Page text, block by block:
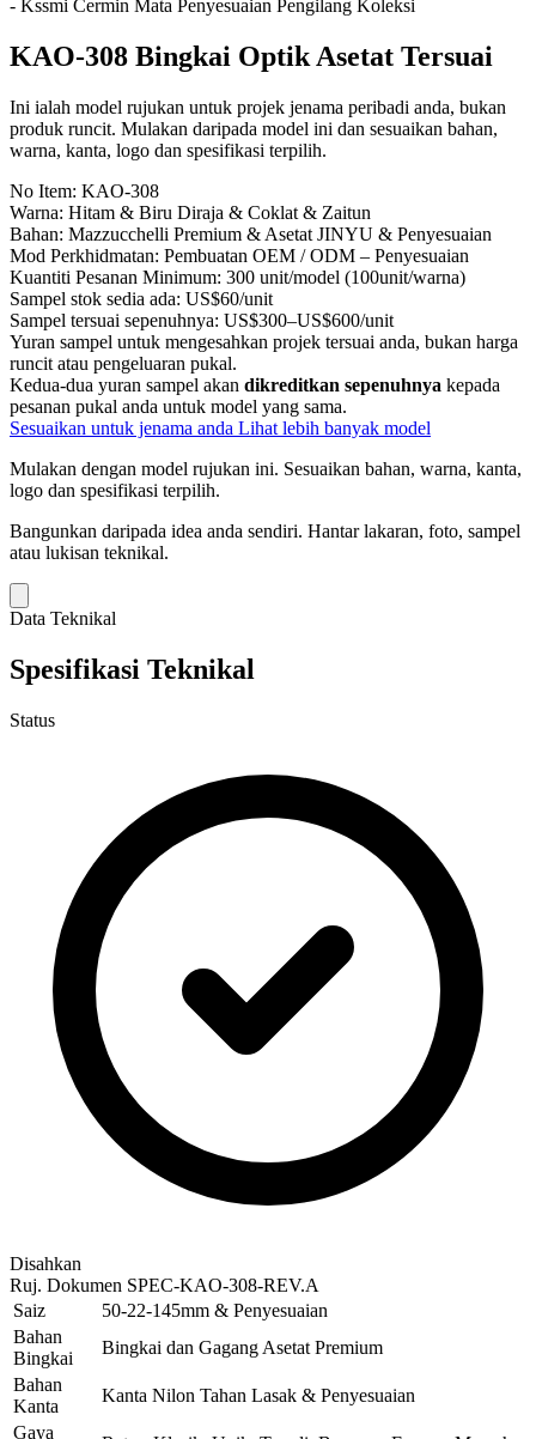
- Kssmi Cermin Mata Penyesuaian Pengilang Koleksi
KAO-308 Bingkai Optik Asetat Tersuai
Ini ialah model rujukan untuk projek jenama peribadi anda, bukan
produk runcit. Mulakan daripada model ini dan sesuaikan bahan,
warna, kanta, logo dan spesifikasi terpilih.
No Item: KAO-308
Warna: Hitam & Biru Diraja & Coklat & Zaitun
Bahan: Mazzucchelli Premium & Asetat JINYU & Penyesuaian
Mod Perkhidmatan: Pembuatan OEM / ODM – Penyesuaian
Kuantiti Pesanan Minimum: 300 unit/model (100unit/warna)
Sampel stok sedia ada: US$60/unit
Sampel tersuai sepenuhnya: US$300–US$600/unit
Yuran sampel untuk mengesahkan projek tersuai anda, bukan harga
runcit atau pengeluaran pukal.
Kedua-dua yuran sampel akan dikreditkan sepenuhnya kepada
pesanan pukal anda untuk model yang sama.
Sesuaikan untuk jenama anda Lihat lebih banyak model
Mulakan dengan model rujukan ini. Sesuaikan bahan, warna, kanta,
logo dan spesifikasi terpilih.
Bangunkan daripada idea anda sendiri. Hantar lakaran, foto, sampel
atau lukisan teknikal.
Data Teknikal
Spesifikasi Teknikal
Status
Disahkan
Ruj. Dokumen SPEC-KAO-308-REV.A
Saiz
50-22-145mm & Penyesuaian
Bahan
Bingkai
Bingkai dan Gagang Asetat Premium
Bahan
Kanta
Kanta Nilon Tahan Lasak & Penyesuaian
Gaya